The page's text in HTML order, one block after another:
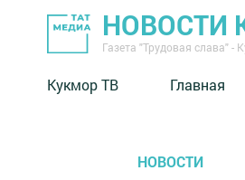
НОВОСТИ
Газета "Трудовая слава" -
Кукмор ТВ Главная
НОВОСТИ